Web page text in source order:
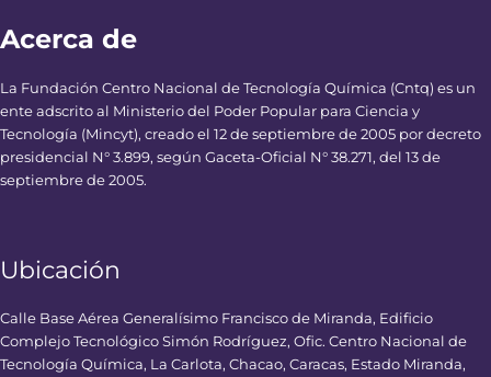
Acerca de
La Fundación Centro Nacional de Tecnología Química (Cntq) es un
ente adscrito al Ministerio del Poder Popular para Ciencia y
Tecnología (Mincyt), creado el 12 de septiembre de 2005 por decreto
presidencial N° 3.899, según Gaceta-Oficial N° 38.271, del 13 de
septiembre de 2005.
Ubicación
Calle Base Aérea Generalísimo Francisco de Miranda, Edificio
Complejo Tecnológico Simón Rodríguez, Ofic. Centro Nacional de
Tecnología Química, La Carlota, Chacao, Caracas, Estado Miranda,